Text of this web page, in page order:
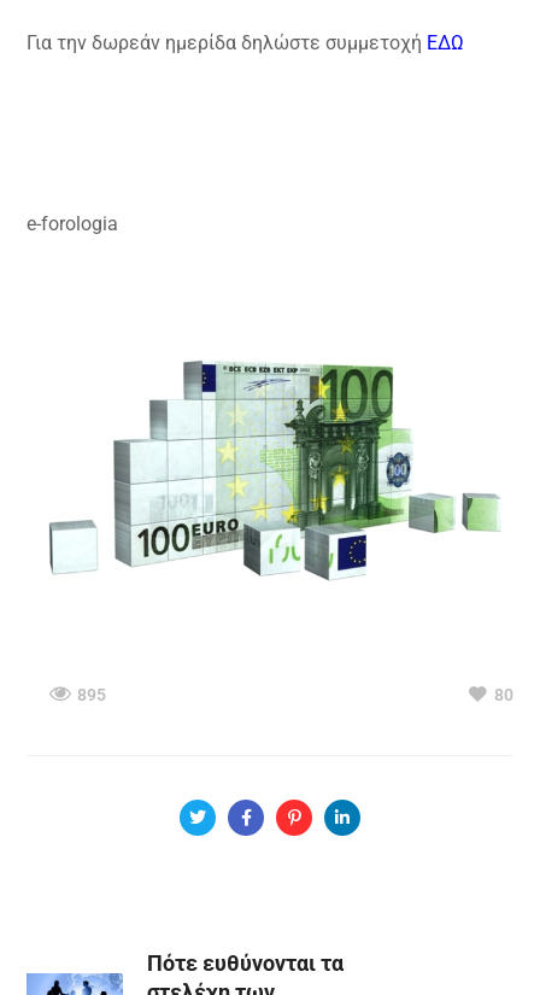
Για την δωρεάν ημερίδα δηλώστε συμμετοχή ΕΔΩ
e-forologia
895 80
Πότε ευθύνονται τα